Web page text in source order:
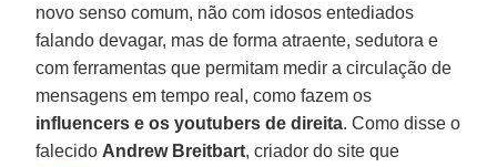
novo senso comum, não com idosos entediados
falando devagar, mas de forma atraente, sedutora e
com ferramentas que permitam medir a circulação de
mensagens em tempo real, como fazem os
influencers e os youtubers de direita. Como disse o
falecido Andrew Breitbart, criador do site que